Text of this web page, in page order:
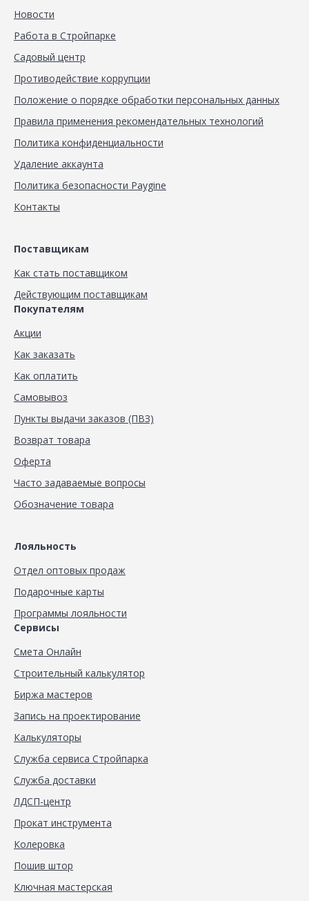
Новости
Работа в Стройпарке
Садовый центр
Противодействие коррупции
Положение о порядке обработки персональных данных
Правила применения рекомендательных технологий
Политика конфиденциальности
Удаление аккаунта
Политика безопасности Paygine
Контакты
Поставщикам
Как стать поставщиком
Действующим поставщикам
Покупателям
Акции
Как заказать
Как оплатить
Самовывоз
Пункты выдачи заказов (ПВЗ)
Возврат товара
Оферта
Часто задаваемые вопросы
Обозначение товара
Лояльность
Отдел оптовых продаж
Подарочные карты
Программы лояльности
Сервисы
Смета Онлайн
Строительный калькулятор
Биржа мастеров
Запись на проектирование
Калькуляторы
Служба сервиса Стройпарка
Служба доставки
ЛДСП-центр
Прокат инструмента
Колеровка
Пошив штор
Ключная мастерская